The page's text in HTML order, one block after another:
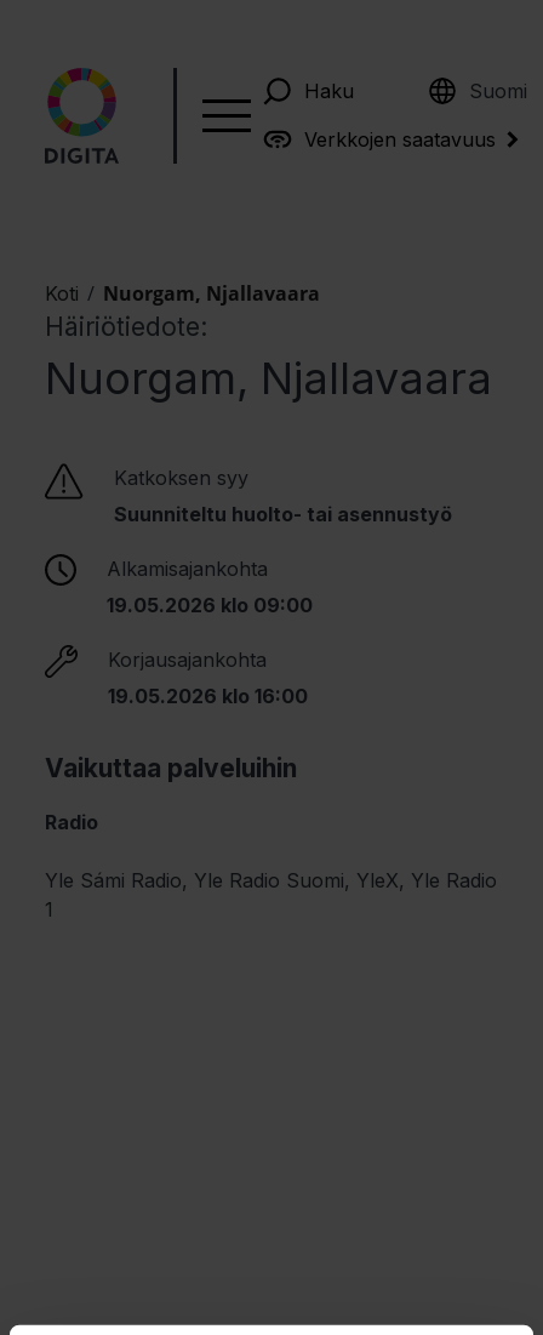
Haku Suomi
English
Verkkojen saatavuus
Koti / Nuorgam, Njallavaara
Häiriötiedote:
Nuorgam, Njallavaara
Katkoksen syy
Suunniteltu huolto- tai asennustyö
Alkamisajankohta
19.05.2026 klo 09:00
Korjausajankohta
19.05.2026 klo 16:00
Vaikuttaa palveluihin
Radio
Yle Sámi Radio, Yle Radio Suomi, YleX, Yle Radio
1